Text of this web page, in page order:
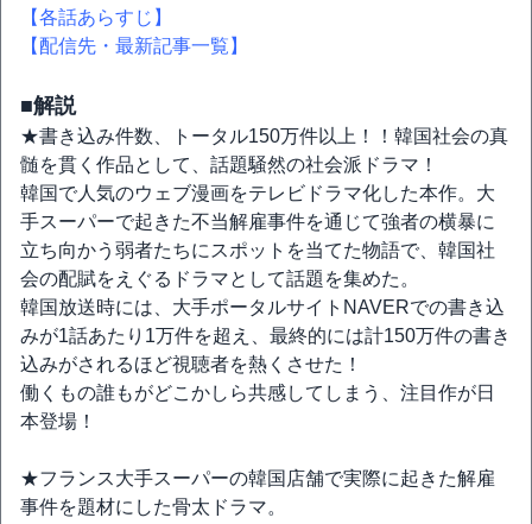
【各話あらすじ】
【配信先・最新記事一覧】
■解説
★書き込み件数、トータル150万件以上！！韓国社会の真
髄を貫く作品として、話題騒然の社会派ドラマ！
韓国で人気のウェブ漫画をテレビドラマ化した本作。大
手スーパーで起きた不当解雇事件を通じて強者の横暴に
立ち向かう弱者たちにスポットを当てた物語で、韓国社
会の配賦をえぐるドラマとして話題を集めた。
韓国放送時には、大手ポータルサイトNAVERでの書き込
みが1話あたり1万件を超え、最終的には計150万件の書き
込みがされるほど視聴者を熱くさせた！
働くもの誰もがどこかしら共感してしまう、注目作が日
本登場！
★フランス大手スーパーの韓国店舗で実際に起きた解雇
事件を題材にした骨太ドラマ。